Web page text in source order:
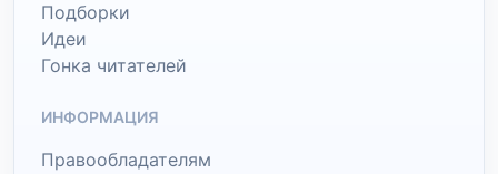
Подборки
Идеи
Гонка читателей
ИНФОРМАЦИЯ
Правообладателям